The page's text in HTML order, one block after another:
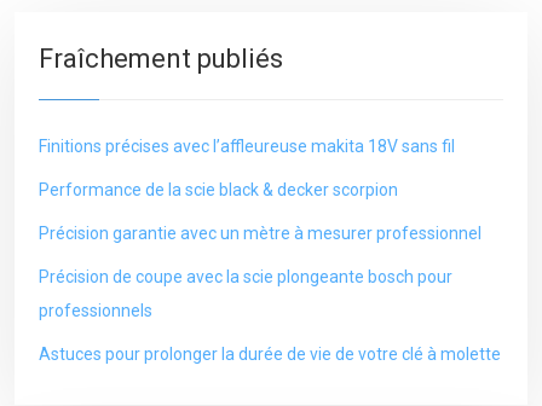
Fraîchement publiés
Finitions précises avec l’affleureuse makita 18V sans fil
Performance de la scie black & decker scorpion
Précision garantie avec un mètre à mesurer professionnel
Précision de coupe avec la scie plongeante bosch pour
professionnels
Astuces pour prolonger la durée de vie de votre clé à molette